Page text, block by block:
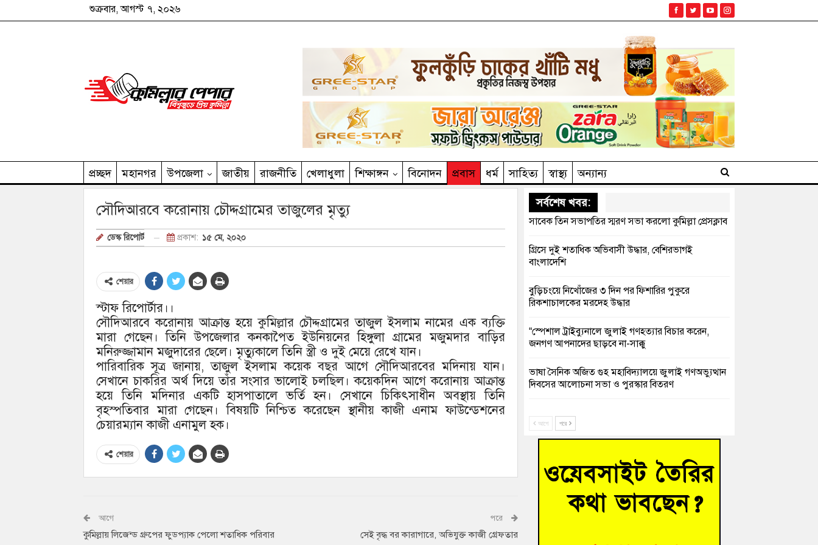
শুক্রবার, আগস্ট ৭, ২০২৬
প্রচ্ছদ মহানগর উপজেলা জাতীয় রাজনীতি খেলাধুলা শিক্ষাঙ্গন বিনোদন প্রবাস ধর্ম সাহিত‌্য স্বাস্থ্য
অন্যান্য
সৌদিআরবে করোনায় চৌদ্দগ্রামের তাজুলের মৃত্যু
ডেস্ক রিপোর্ট প্রকাশ: ১৫ মে, ২০২০
শেয়ার
স্টাফ রিপোর্টার।।
সৌদিআরবে করোনায় আক্রান্ত হয়ে কুমিল্লার চৌদ্দগ্রামের তাজুল ইসলাম নামের এক ব্যক্তি
মারা গেছেন। তিনি উপজেলার কনকাপৈত ইউনিয়নের হিঙ্গুলা গ্রামের মজুমদার বাড়ির
মনিরুজ্জামান মজুদারের ছেলে। মৃত্যুকালে তিনি স্ত্রী ও দুই মেয়ে রেখে যান।
পারিবারিক সূত্র জানায়, তাজুল ইসলাম কয়েক বছর আগে সৌদিআরবের মদিনায় যান।
সেখানে চাকরির অর্থ দিয়ে তাঁর সংসার ভালোই চলছিল। কয়েকদিন আগে করোনায় আক্রান্ত
হয়ে তিনি মদিনার একটি হাসপাতালে ভর্তি হন। সেখানে চিকিৎসাধীন অবস্থায় তিনি
বৃহস্পতিবার মারা গেছেন। বিষয়টি নিশ্চিত করেছেন স্থানীয় কাজী এনাম ফাউন্ডেশনের
চেয়ারম্যান কাজী এনামুল হক।
শেয়ার
আগে
কুমিল্লায় লিজেন্ড গ্রুপের ফুডপ্যাক পেলো শতাধিক পরিবার
পরে
সেই বৃদ্ধ বর কারাগারে, অভিযুক্ত কাজী গ্রেফতার
সর্বশেষ খবর:
সাবেক তিন সভাপতির স্মরণ সভা করলো কুমিল্লা প্রেসক্লাব
গ্রিসে দুই শতাধিক অভিবাসী উদ্ধার, বেশিরভাগই
বাংলাদেশি
বুড়িচংয়ে নিখোঁজের ৩ দিন পর ফিশারির পুকুরে
রিকশাচালকের মরদেহ উদ্ধার
“স্পেশাল ট্রাইব্যুনালে জুলাই গণহত্যার বিচার করেন,
জনগণ আপনাদের ছাড়বে না-সাক্কু
ভাষা সৈনিক অজিত গুহ মহাবিদ্যালয়ে জুলাই গণঅভ্যুত্থান
দিবসের আলোচনা সভা ও পুরস্কার বিতরণ
‘হাসিনাকে ফেরাতে তৎপরতা’ কুবিতে ১১ শিক্ষককে ঘিরে
ফ্যাক্ট-ফাইন্ডিং কমিটি গঠন
জুলাই গণঅভ্যুত্থান দিবসে কুমিল্লায় শ্রদ্ধা, র‍্যালি ও সংবর্ধনা
তনু হত্যা মামলায় গ্রেফতার সাবেক সেনা সদস্য হাফিজুর
আগে পরে